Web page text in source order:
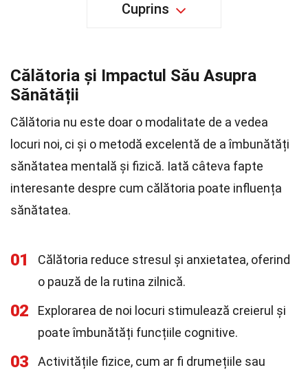
Cuprins
Călătoria și Impactul Său Asupra
Sănătății
Călătoria nu este doar o modalitate de a vedea
locuri noi, ci și o metodă excelentă de a îmbunătăți
sănătatea mentală și fizică. Iată câteva fapte
interesante despre cum călătoria poate influența
sănătatea.
01
Călătoria reduce stresul și anxietatea, oferind
o pauză de la rutina zilnică.
02
Explorarea de noi locuri stimulează creierul și
poate îmbunătăți funcțiile cognitive.
03
Activitățile fizice, cum ar fi drumețiile sau